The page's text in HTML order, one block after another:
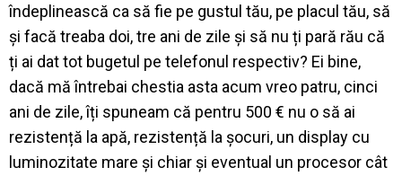
îndeplinească ca să fie pe gustul tău, pe placul tău, să
și facă treaba doi, tre ani de zile și să nu ți pară rău că
ți ai dat tot bugetul pe telefonul respectiv? Ei bine,
dacă mă întrebai chestia asta acum vreo patru, cinci
ani de zile, îți spuneam că pentru 500 € nu o să ai
rezistență la apă, rezistență la șocuri, un display cu
luminozitate mare și chiar și eventual un procesor cât